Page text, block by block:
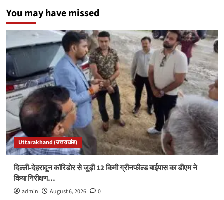
You may have missed
Uttarakhand (उत्तराखंड)
दिल्ली-देहरादून कॉरिडोर से जुड़ी 12 किमी ग्रीनफील्ड बाईपास का डीएम ने
किया निरीक्षण…
admin August 6, 2026 0